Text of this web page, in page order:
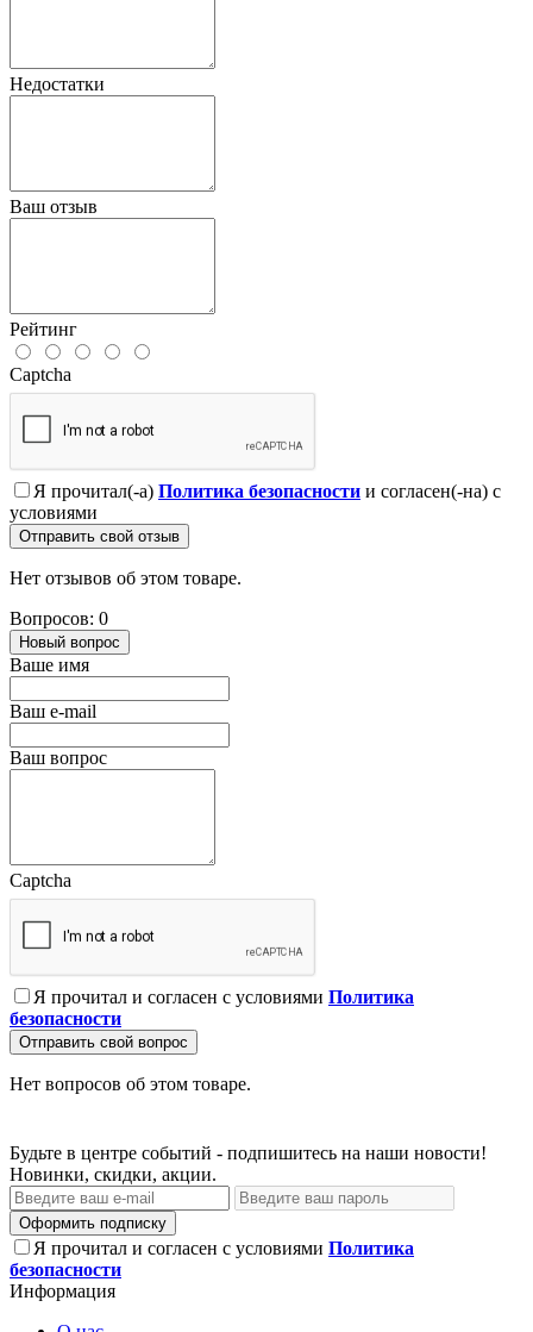
Недостатки
Ваш отзыв
Рейтинг
Captcha
Я прочитал(-а) Политика безопасности и согласен(-на) с
условиями
Отправить свой отзыв
Нет отзывов об этом товаре.
Вопросов: 0
Новый вопрос
Ваше имя
Ваш e-mail
Ваш вопрос
Captcha
Я прочитал и согласен с условиями Политика
безопасности
Отправить свой вопрос
Нет вопросов об этом товаре.
Будьте в центре событий - подпишитесь на наши новости!
Новинки, скидки, акции.
Оформить подписку
Я прочитал и согласен с условиями Политика
безопасности
Информация